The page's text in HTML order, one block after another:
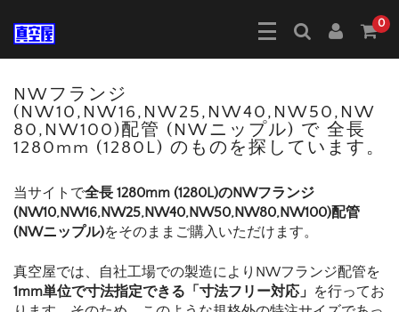
0
NWフランジ
(NW10,NW16,NW25,NW40,NW50,NW
80,NW100)配管 (NWニップル) で 全長
1280mm (1280L) のものを探しています。
当サイトで全長 1280mm (1280L)のNWフランジ
(NW10,NW16,NW25,NW40,NW50,NW80,NW100)配管
(NWニップル)をそのままご購入いただけます。
真空屋では、自社工場での製造によりNWフランジ配管を
1mm単位で寸法指定できる「寸法フリー対応」 を行ってお